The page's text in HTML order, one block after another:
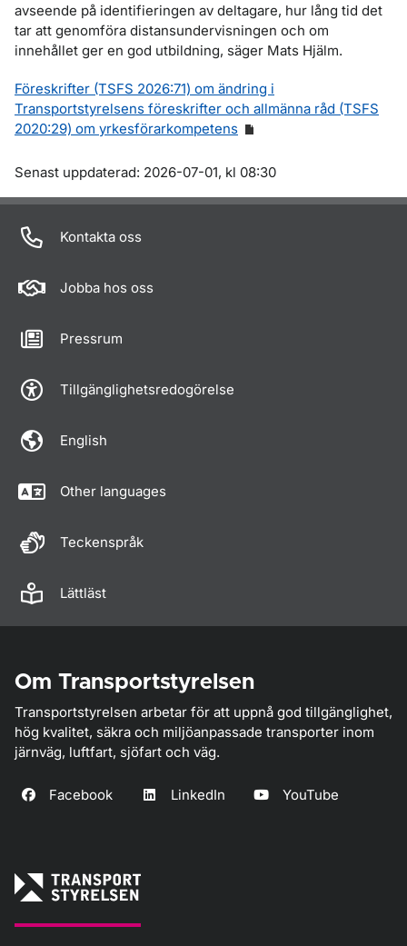
avseende på identifieringen av deltagare, hur lång tid det
tar att genomföra distansundervisningen och om
innehållet ger en god utbildning, säger Mats Hjälm.
Föreskrifter (TSFS 2026:71) om ändring i
Transportstyrelsens föreskrifter och allmänna råd (TSFS
2020:29) om yrkesförarkompetens
Om sidan
Senast uppdaterad: 2026-07-01, kl 08:30
Kontakta oss
Jobba hos oss
Pressrum
Tillgänglighetsredogörelse
English
Other languages
Teckenspråk
Lättläst
Om Transportstyrelsen
Transportstyrelsen arbetar för att uppnå god tillgänglighet,
hög kvalitet, säkra och miljöanpassade transporter inom
järnväg, luftfart, sjöfart och väg.
Facebook LinkedIn YouTube